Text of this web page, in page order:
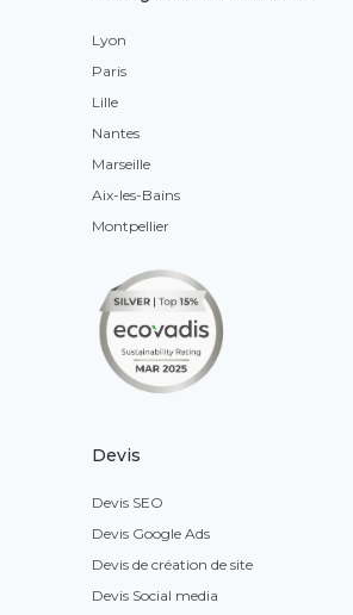
Lyon
Paris
Lille
Nantes
Marseille
Aix-les-Bains
Montpellier
Devis
Devis SEO
Devis Google Ads
Devis de création de site
Devis Social media